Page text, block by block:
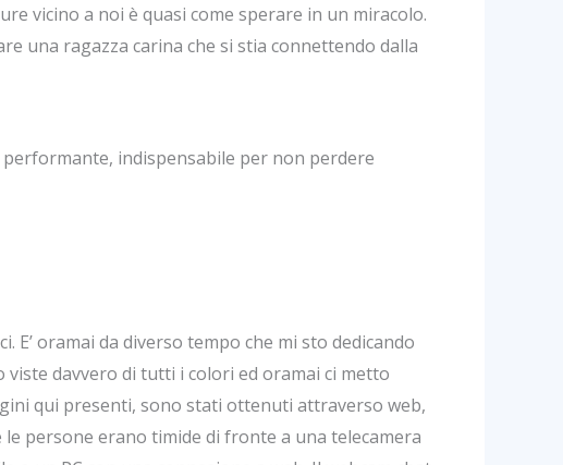
vicino a noi è quasi come sperare in un miracolo.
una ragazza carina che si stia connettendo dalla
performante, indispensabile per non perdere
E’ oramai da diverso tempo che mi sto dedicando
davvero di tutti i colori ed oramai ci metto
qui presenti, sono stati ottenuti attraverso web,
persone erano timide di fronte a una telecamera